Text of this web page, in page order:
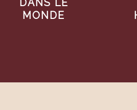
DANS LE
MONDE